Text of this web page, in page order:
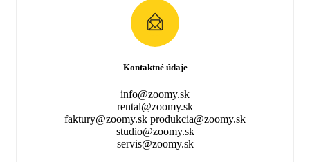
Kontaktné údaje
info@zoomy.sk
rental@zoomy.sk
faktury@zoomy.sk produkcia@zoomy.sk
studio@zoomy.sk
servis@zoomy.sk